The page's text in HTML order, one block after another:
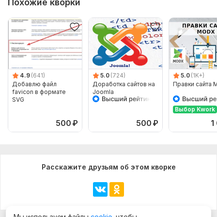
4.9 (641)
Добавлю файл
favicon в формате
SVG
500 ₽
5.0 (724)
Доработка сайтов на
Joomla
500 ₽
5.0 (1K+)
Правки сайта
Выбор Kwork
Расскажите друзьям об этом кворке